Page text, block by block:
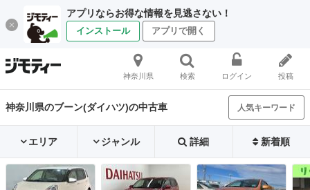
アプリならお得な情報を見逃さない！
インストール アプリで開く
神奈川県 検索 ログイン 投稿
神奈川県のブーン(ダイハツ)の中古車 人気キーワード
エリア ジャンル 詳細 新着順